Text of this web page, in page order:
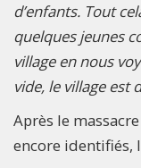
d’enfants. Tout
quelques jeunes
village en nous
vide, le village est
Après le
encore identifiés,